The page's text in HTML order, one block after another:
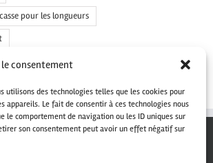
le consentement
utilisons des technologies telles que les cookies pour
Le fait de consentir à ces technologies nous
le comportement de navigation ou les ID uniques sur
son consentement peut avoir un effet négatif sur
pour les longueurs